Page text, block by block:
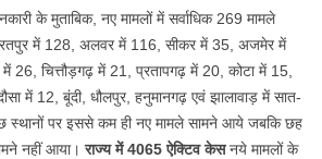
के मुताबिक, नए मामलों में सर्वाधिक 269 मामले
में 128, अलवर में 116, सीकर में 35, अजमेर में
26, चित्तौड़गढ़ में 21, प्रतापगढ़ में 20, कोटा में 15,
में 12, बूंदी, धौलपुर, हनुमानगढ़ एवं झालावाड़ में सात-
स्थानों पर इससे कम ही नए मामले सामने आये जबकि छह
नहीं आया।राज्य में 4065 ऐक्टिव केसनये मामलों के